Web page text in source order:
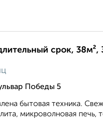
срок, 38м²,
Победы 5
бытовая техника.
микроволновая печь,